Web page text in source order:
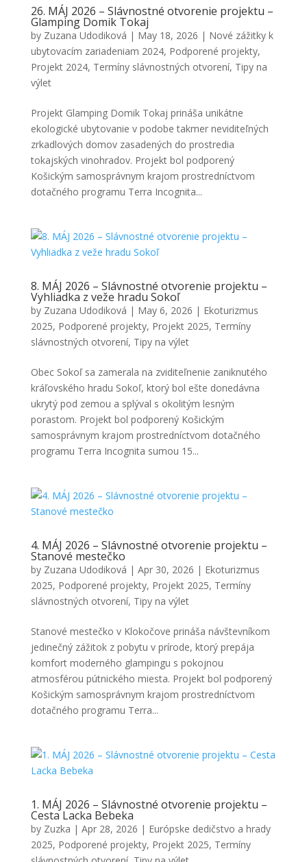
26. MÁJ 2026 – Slávnostné otvorenie projektu –
Glamping Domik Tokaj
by Zuzana Udodiková | May 18, 2026 | Nové zážitky k
ubytovacím zariadeniam 2024, Podporené projekty,
Projekt 2024, Termíny slávnostných otvorení, Tipy na
výlet
Projekt Glamping Domik Tokaj prináša unikátne
ekologické ubytovanie v podobe takmer neviditeľných
zrkadlových domov zasadených do prostredia
tokajských vinohradov. Projekt bol podporený
Košickým samosprávnym krajom prostredníctvom
dotačného programu Terra Incognita...
8. MÁJ 2026 – Slávnostné otvorenie projektu –
Vyhliadka z veže hradu Sokoľ
by Zuzana Udodiková | May 6, 2026 | Ekoturizmus
2025, Podporené projekty, Projekt 2025, Termíny
slávnostných otvorení, Tipy na výlet
Obec Sokoľ sa zamerala na zviditeľnenie zaniknutého
kráľovského hradu Sokoľ, ktorý bol ešte donedávna
ukrytý pod zemou a splýval s okolitým lesným
porastom. Projekt bol podporený Košickým
samosprávnym krajom prostredníctvom dotačného
programu Terra Incognita sumou 15...
4. MÁJ 2026 – Slávnostné otvorenie projektu –
Stanové mestečko
by Zuzana Udodiková | Apr 30, 2026 | Ekoturizmus
2025, Podporené projekty, Projekt 2025, Termíny
slávnostných otvorení, Tipy na výlet
Stanové mestečko v Klokočove prináša návštevníkom
jedinečný zážitok z pobytu v prírode, ktorý prepája
komfort moderného glampingu s pokojnou
atmosférou pútnického miesta. Projekt bol podporený
Košickým samosprávnym krajom prostredníctvom
dotačného programu Terra...
1. MÁJ 2026 – Slávnostné otvorenie projektu –
Cesta Lacka Bebeka
by Zuzka | Apr 28, 2026 | Európske dedičstvo a hrady
2025, Podporené projekty, Projekt 2025, Termíny